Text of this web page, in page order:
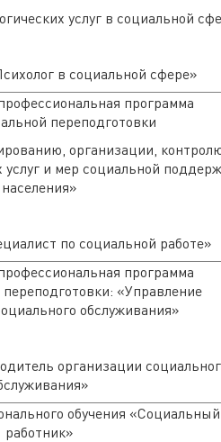
услуг в социальной
в социальной сфере»
программа
переподготовки
организации,
и мер социальной
населения»
по социальной работе»
программа
«Управление
обслуживания»
организации
обучения «Социальный
работник»